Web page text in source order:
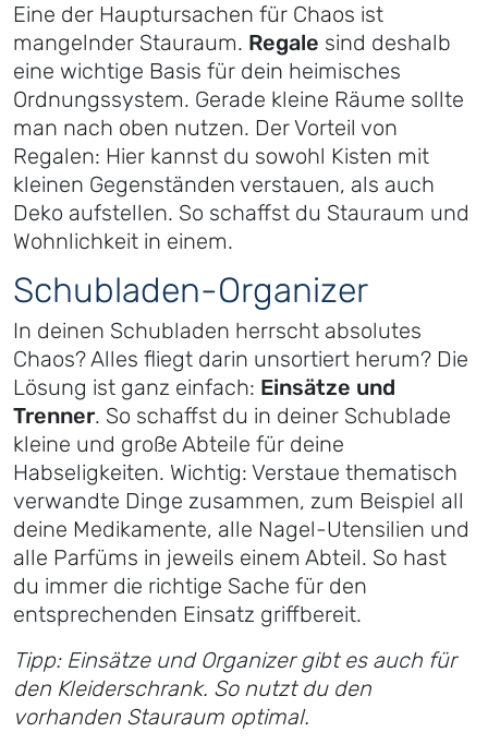
Eine der Hauptursachen für Chaos ist
mangelnder Stauraum. Regale sind deshalb
eine wichtige Basis für dein heimisches
Ordnungssystem. Gerade kleine Räume sollte
man nach oben nutzen. Der Vorteil von
Regalen: Hier kannst du sowohl Kisten mit
kleinen Gegenständen verstauen, als auch
Deko aufstellen. So schaffst du Stauraum und
Wohnlichkeit in einem.
Schubladen-Organizer
In deinen Schubladen herrscht absolutes
Chaos? Alles fliegt darin unsortiert herum? Die
Lösung ist ganz einfach: Einsätze und
Trenner. So schaffst du in deiner Schublade
kleine und große Abteile für deine
Habseligkeiten. Wichtig: Verstaue thematisch
verwandte Dinge zusammen, zum Beispiel all
deine Medikamente, alle Nagel-Utensilien und
alle Parfüms in jeweils einem Abteil. So hast
du immer die richtige Sache für den
entsprechenden Einsatz griffbereit.
Tipp: Einsätze und Organizer gibt es auch für
den Kleiderschrank. So nutzt du den
vorhanden Stauraum optimal.